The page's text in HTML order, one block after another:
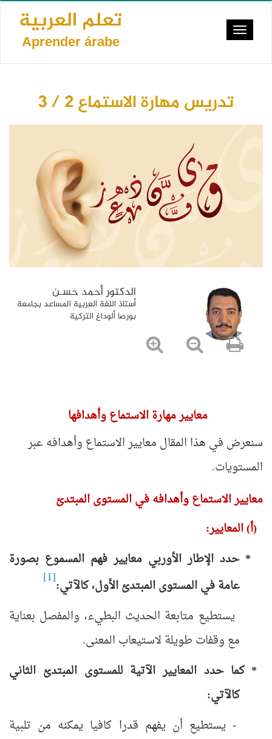
Pasar
contenido
principal
تعلم العربية
Aprender árabe
Toggle
تدريس مهارة الاستماع 2 / 3
الدكتور أحمد حسـن
أستاذ اللغة العربية المساعد بجامعة
بورصا ألوداغ التركية
معايير مهارة الاستماع وأهدافها
سنعرض في هذا المقال معايير الاستماع وأهدافه عبر
المستويات.
معايير الاستماع وأهدافه في المستوى المبتدئ
(أ) المعايير:
* حدد الإطار الأوربي معايير فهم المسموع بصورة
عامة في المستوى المبتدئ الأول، كالآتي:[1]
يستطيع متابعة الحديث البطيء، والمفصل بعناية
مع وقفات طويلة لاستيعاب المعنى.
* كما حدد المعايير الآتية للمستوى المبتدئ الثاني
كالآتي:
- يستطيع أن يفهم قدرا كافيا يمكنه من تلبية